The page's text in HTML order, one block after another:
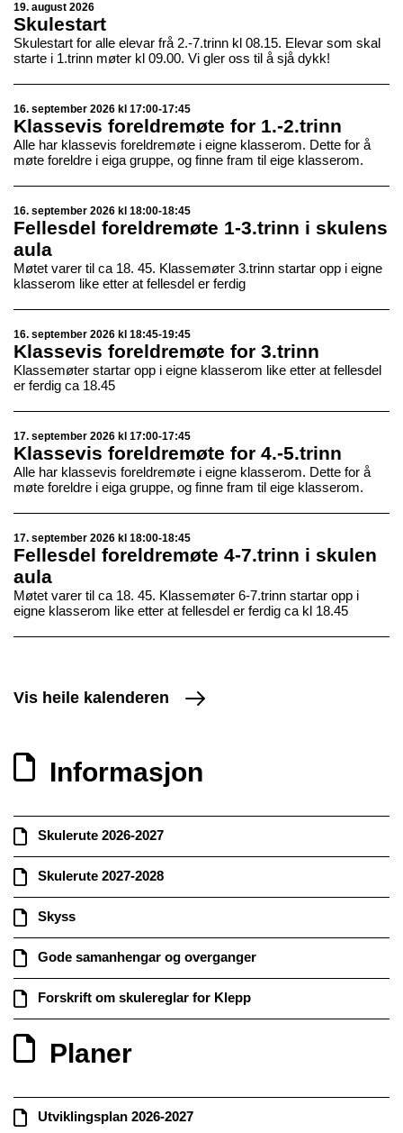
19. august 2026
Skulestart
Skulestart for alle elevar frå 2.-7.trinn kl 08.15. Elevar som skal
starte i 1.trinn møter kl 09.00. Vi gler oss til å sjå dykk!
16. september 2026 kl 17:00-17:45
Klassevis foreldremøte for 1.-2.trinn
Alle har klassevis foreldremøte i eigne klasserom. Dette for å
møte foreldre i eiga gruppe, og finne fram til eige klasserom.
16. september 2026 kl 18:00-18:45
Fellesdel foreldremøte 1-3.trinn i skulens
aula
Møtet varer til ca 18. 45. Klassemøter 3.trinn startar opp i eigne
klasserom like etter at fellesdel er ferdig
16. september 2026 kl 18:45-19:45
Klassevis foreldremøte for 3.trinn
Klassemøter startar opp i eigne klasserom like etter at fellesdel
er ferdig ca 18.45
17. september 2026 kl 17:00-17:45
Klassevis foreldremøte for 4.-5.trinn
Alle har klassevis foreldremøte i eigne klasserom. Dette for å
møte foreldre i eiga gruppe, og finne fram til eige klasserom.
17. september 2026 kl 18:00-18:45
Fellesdel foreldremøte 4-7.trinn i skulen
aula
Møtet varer til ca 18. 45. Klassemøter 6-7.trinn startar opp i
eigne klasserom like etter at fellesdel er ferdig ca kl 18.45
Vis heile kalenderen
Informasjon
Skulerute 2026-2027
Skulerute 2027-2028
Skyss
Gode samanhengar og overganger
Forskrift om skulereglar for Klepp
Planer
Utviklingsplan 2026-2027